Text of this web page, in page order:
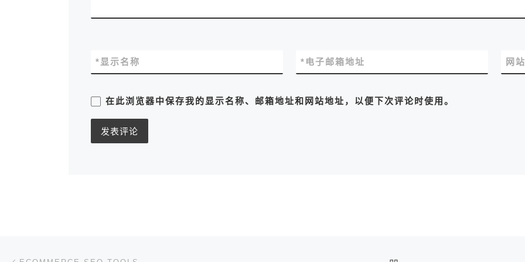
显示名称
* 电子邮箱地址
* 网
在此浏览器中保存我的显示名称、邮箱地址和网站地址，以便下次评论时使用。
文章导航